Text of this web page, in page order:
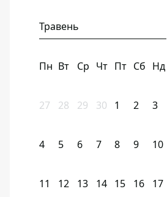
Травень
Пн Вт Ср Чт Пт Сб Нд
27 28 29 30 1 2 3
4 5 6 7 8 9 10
11 12 13 14 15 16 17